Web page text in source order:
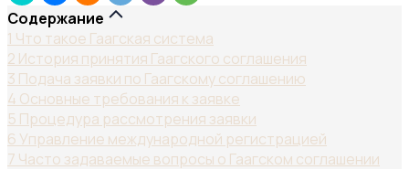
Содержание
1 Что такое Гаагская система
2 История принятия Гаагского соглашения
3 Подача заявки по Гаагскому соглашению
4 Основные требования к заявке
5 Процедура рассмотрения заявки
6 Управление международной регистрацией
7 Часто задаваемые вопросы о Гаагском соглашении